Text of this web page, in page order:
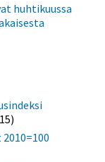
huhtikuussa